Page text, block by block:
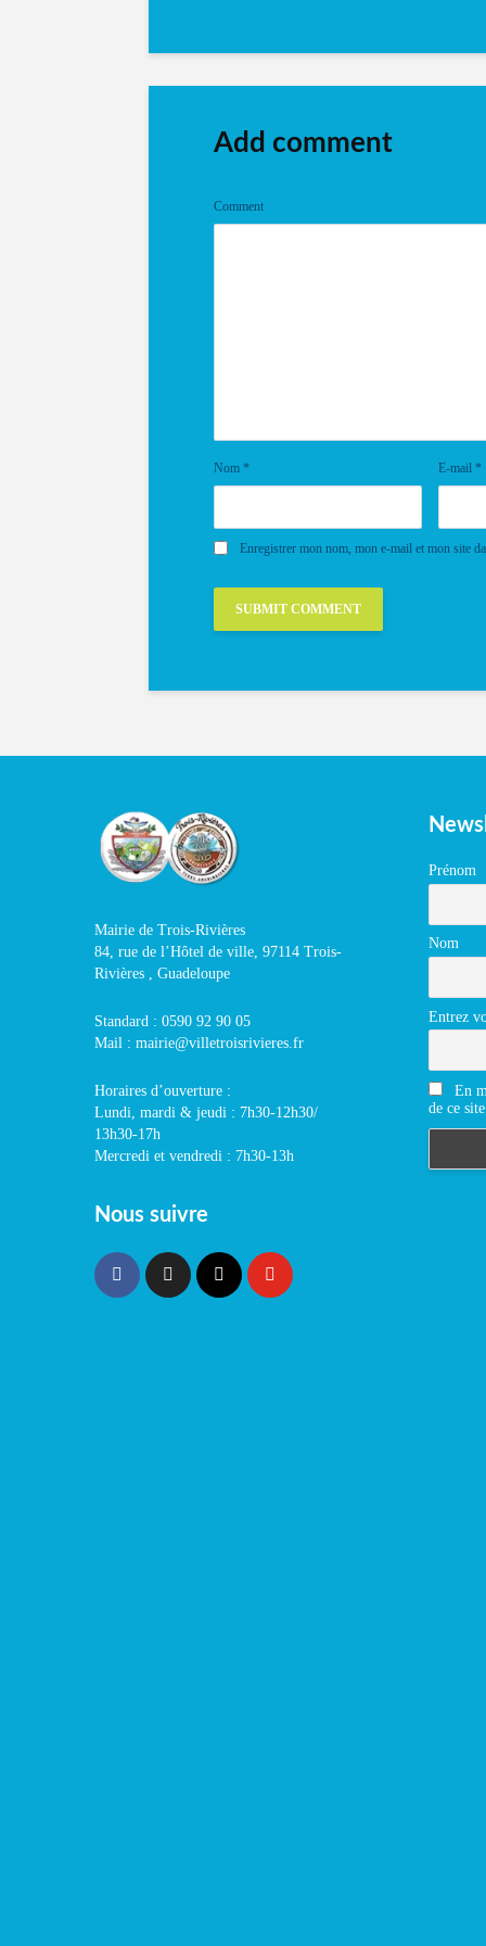
Add comment
Comment
Nom * E-mail *
Enregistrer mon nom, mon e-mail et mon site
Mairie de Trois-Rivières
84, rue de l’Hôtel de ville, 97114 Trois-
Rivières , Guadeloupe
Standard : 0590 92 90 05
Mail : mairie@villetroisrivieres.fr
Horaires d’ouverture :
Lundi, mardi & jeudi : 7h30-12h30/
13h30-17h
Mercredi et vendredi : 7h30-13h
Nous suivre
Prénom
Nom
Entrez
En
de ce site